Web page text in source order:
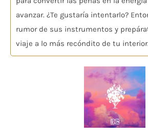
avanzar. ¿Te gustaría intentarlo?
rumor de sus instrumentos y
viaje a lo más recóndito de tu